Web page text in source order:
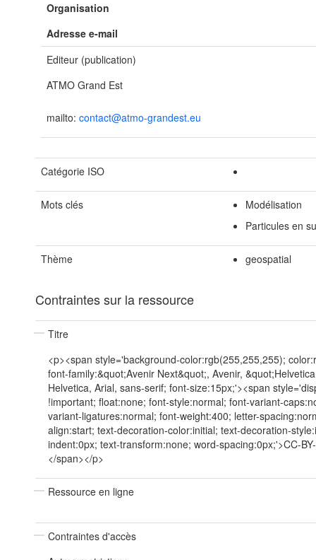
Organisation
Adresse e-mail
Editeur (publication)
ATMO Grand Est
mailto: contact@atmo-grandest.eu
Catégorie ISO
Mots clés
Modélisation
Particules en
Thème geospatial
Contraintes sur la ressource
Titre
<p><span style='background-color:rgb(255,255,255);
font-family:&quot;Avenir Next&quot;, Avenir,
Helvetica, Arial, sans-serif; font-size:15px;'><span
!important; float:none; font-style:normal; font-variant-
variant-ligatures:normal; font-weight:400; letter-
align:start; text-decoration-color:initial; text-decoration-
indent:0px; text-transform:none; word-spacing:0px;'>CC-
</span></p>
Ressource en ligne
Contraintes d'accès